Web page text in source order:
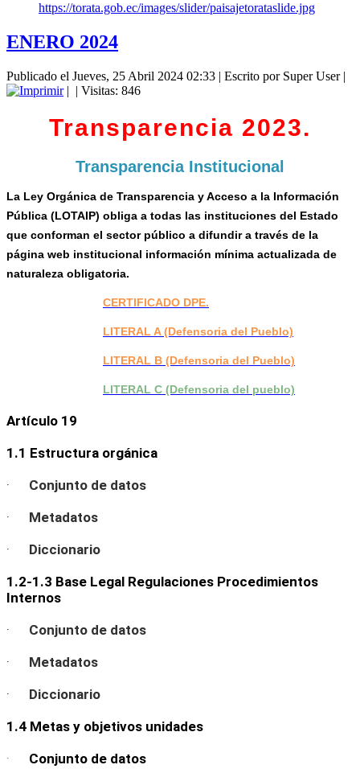
https://torata.gob.ec/images/slider/paisajetorataslide.jpg
ENERO 2024
Publicado el Jueves, 25 Abril 2024 02:33 | Escrito por Super User|
| | Visitas: 846
Transparencia 2023.
Transparencia Institucional
La Ley Orgánica de Transparencia y Acceso a la Información
Pública (LOTAIP) obliga a todas las instituciones del Estado
que conforman el sector público a difundir a través de la
página web institucional información mínima actualizada de
naturaleza obligatoria.
CERTIFICADO DPE.
LITERAL A (Defensoria del Pueblo)
LITERAL B (Defensoria del Pueblo)
LITERAL C (Defensoria del pueblo)
Artículo 19
1.1 Estructura orgánica
· Conjunto de datos
· Metadatos
· Diccionario
1.2-1.3 Base Legal Regulaciones Procedimientos
Internos
· Conjunto de datos
· Metadatos
· Diccionario
1.4 Metas y objetivos unidades
· Conjunto de datos